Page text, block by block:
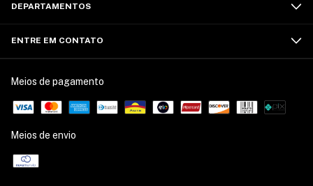
DEPARTAMENTOS
ENTRE EM CONTATO
Meios de pagamento
Meios de envio